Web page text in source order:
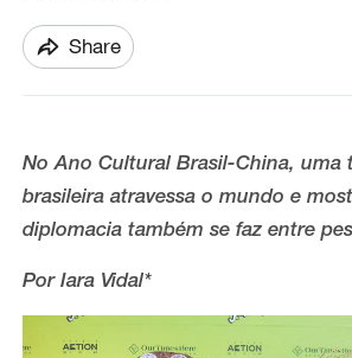
Share
No Ano Cultural Brasil-China, uma
brasileira atravessa o mundo e
diplomacia também se faz entre
Por Iara Vidal*